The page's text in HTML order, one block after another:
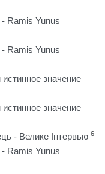
Ramis Yunus
Ramis Yunus
значение
значение
- Велике Інтервью 6
Ramis Yunus